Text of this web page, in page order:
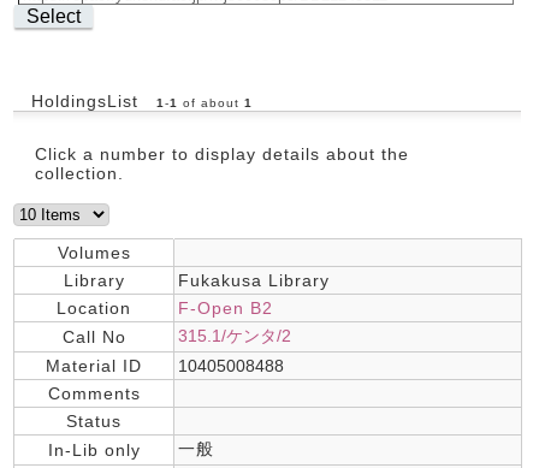
Select
HoldingsList 1 -1 of about 1
Click a number to display details about the
collection.
Volumes
Library
Fukakusa Library
Location
F-Open B2
Call No
315.1/ケンタ/2
Material ID
10405008488
Comments
Status
In-Lib only
一般